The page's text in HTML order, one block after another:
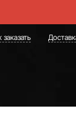
заказать